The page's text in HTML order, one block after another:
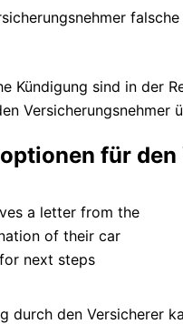
Kündigung sind in der
Versicherungsnehmer
für
durch den Versicherer